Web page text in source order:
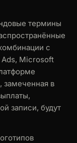
термины
с
Ads, Microsoft
замеченная в
записи, будут